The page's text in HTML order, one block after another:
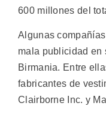
600 millones del
Algunas
mala publicidad en
Birmania. Entre
fabricantes de
Clairborne Inc. y